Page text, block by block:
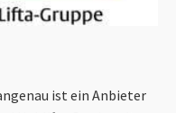
ist ein Anbieter